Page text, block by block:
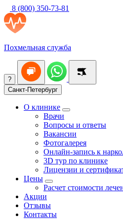
8 (800) 350-73-81
Похмельная служба
?
Санкт-Петербург
О клинике
Врачи
Вопросы и ответы
Вакансии
Фотогалерея
Онлайн-запись к
3D тур по клинике
Лицензии и
Цены
Расчет стоимости
Акции
Отзывы
Контакты